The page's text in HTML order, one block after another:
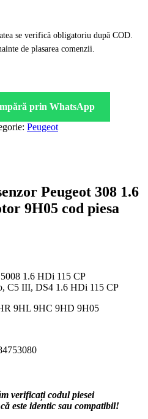
se verifică obligatoriu după COD.
de plasarea comenzii.
prin WhatsApp
Peugeot
Peugeot 308 1.6
9H05 cod piesa
1.6 HDi 115 CP
C5 III, DS4 1.6 HDi 115 CP
9HL 9HC 9HD 9H05
verificați codul piesei
este identic sau compatibil!